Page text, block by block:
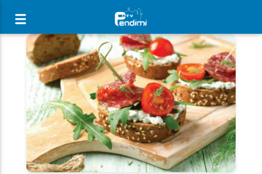
[There are no radio stations in the database]